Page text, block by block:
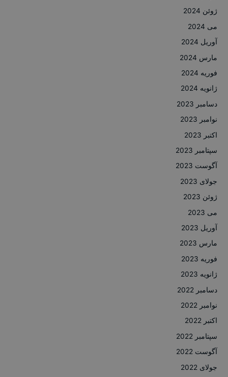
ژوئن 2024
می 2024
آوریل 2024
مارس 2024
فوریه 2024
ژانویه 2024
دسامبر 2023
نوامبر 2023
اکتبر 2023
سپتامبر 2023
آگوست 2023
جولای 2023
ژوئن 2023
می 2023
آوریل 2023
مارس 2023
فوریه 2023
ژانویه 2023
دسامبر 2022
نوامبر 2022
اکتبر 2022
سپتامبر 2022
آگوست 2022
جولای 2022